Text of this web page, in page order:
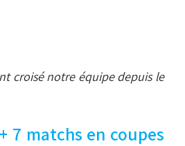
croisé notre équipe depuis le
7 matchs en coupes